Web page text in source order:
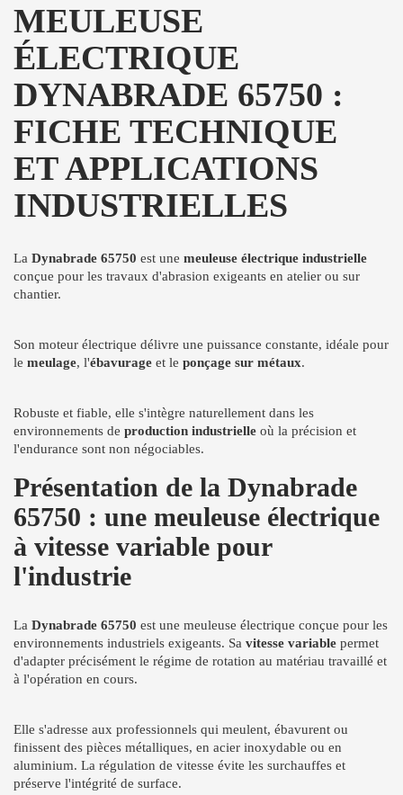
MEULEUSE
ÉLECTRIQUE
DYNABRADE 65750 :
FICHE TECHNIQUE
ET APPLICATIONS
INDUSTRIELLES
La Dynabrade 65750 est une meuleuse électrique industrielle
conçue pour les travaux d'abrasion exigeants en atelier ou sur
chantier.
Son moteur électrique délivre une puissance constante, idéale pour
le meulage, l'ébavurage et le ponçage sur métaux.
Robuste et fiable, elle s'intègre naturellement dans les
environnements de production industrielle où la précision et
l'endurance sont non négociables.
Présentation de la Dynabrade
65750 : une meuleuse électrique
à vitesse variable pour
l'industrie
La Dynabrade 65750 est une meuleuse électrique conçue pour les
environnements industriels exigeants. Sa vitesse variable permet
d'adapter précisément le régime de rotation au matériau travaillé et
à l'opération en cours.
Elle s'adresse aux professionnels qui meulent, ébavurent ou
finissent des pièces métalliques, en acier inoxydable ou en
aluminium. La régulation de vitesse évite les surchauffes et
préserve l'intégrité de surface.